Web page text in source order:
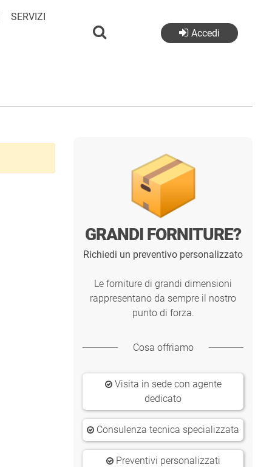
SERVIZI
Accedi
GRANDI FORNITURE?
Richiedi un preventivo personalizzato
Le forniture di grandi dimensioni
rappresentano da sempre il nostro
punto di forza.
Cosa offriamo
Visita in sede con agente
dedicato
Consulenza tecnica specializzata
Preventivi personalizzati